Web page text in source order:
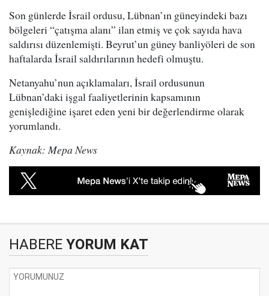
Son günlerde İsrail ordusu, Lübnan’ın güneyindeki bazı
bölgeleri “çatışma alanı” ilan etmiş ve çok sayıda hava
saldırısı düzenlemişti. Beyrut’un güney banliyöleri de son
haftalarda İsrail saldırılarının hedefi olmuştu.
Netanyahu’nun açıklamaları, İsrail ordusunun
Lübnan’daki işgal faaliyetlerinin kapsamının
genişlediğine işaret eden yeni bir değerlendirme olarak
yorumlandı.
Kaynak: Mepa News
HABERE YORUM KAT